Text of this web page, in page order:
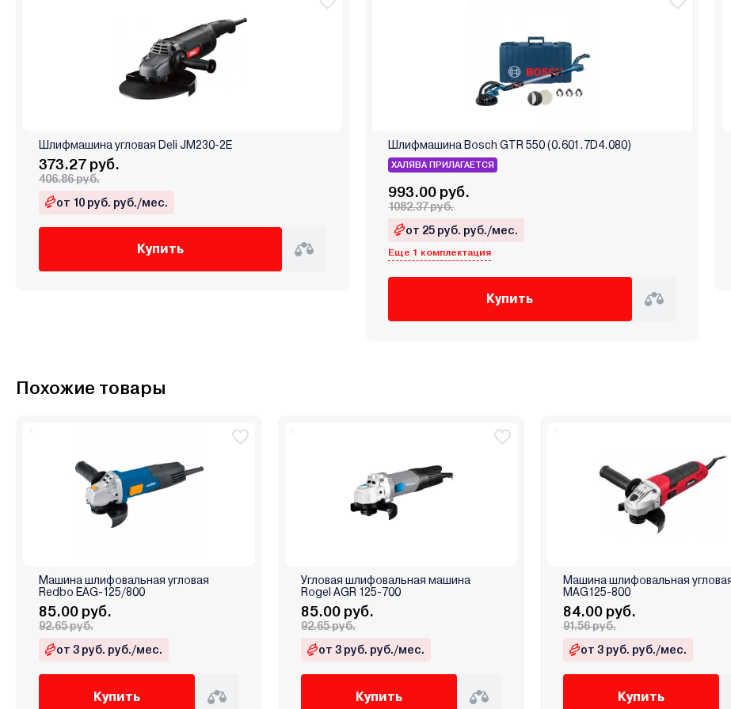
Шлифмашина угловая Deli JM230-2E
373.27 руб.
406.86 руб.
от 10 руб. руб./мес.
Купить
Шлифмашина Bosch GTR 550 (0.601.7D4.080)
ХАЛЯВА ПРИЛАГАЕТСЯ
993.00 руб.
1082.37 руб.
от 25 руб. руб./мес.
Еще 1 комплектация
Купить
Похожие товары
Машина шлифовальная угловая
Redbo EAG-125/800
85.00 руб.
92.65 руб.
от 3 руб. руб./мес.
Купить
Угловая шлифовальная машина
Rogel AGR 125-700
85.00 руб.
92.65 руб.
от 3 руб. руб./мес.
Купить
Машина шлифовальная
MAG125-800
84.00 руб.
91.56 руб.
от 3 руб. руб./мес.
Купить